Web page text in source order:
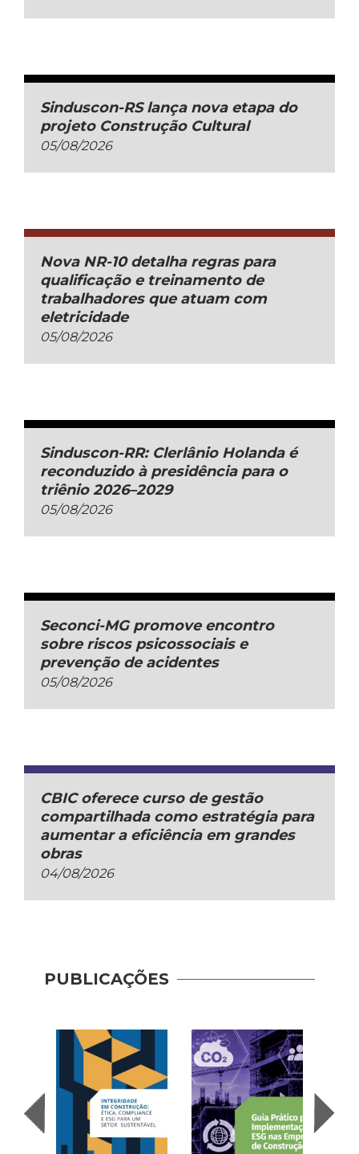
Sinduscon-RS lança nova etapa do
projeto Construção Cultural
05/08/2026
Nova NR-10 detalha regras para
qualificação e treinamento de
trabalhadores que atuam com
eletricidade
05/08/2026
Sinduscon-RR: Clerlânio Holanda é
reconduzido à presidência para o
triênio 2026–2029
05/08/2026
Seconci-MG promove encontro
sobre riscos psicossociais e
prevenção de acidentes
05/08/2026
CBIC oferece curso de gestão
compartilhada como estratégia para
aumentar a eficiência em grandes
obras
04/08/2026
PUBLICAÇÕES